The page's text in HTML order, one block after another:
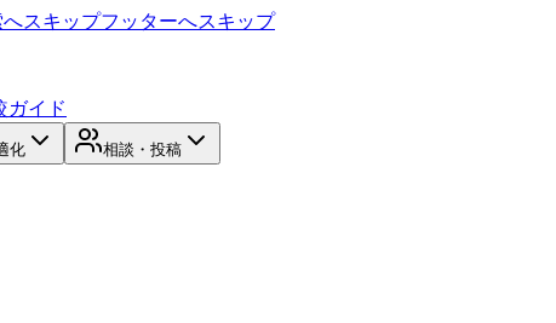
スキップフッターへスキップ
ガイド
化 相談・投稿